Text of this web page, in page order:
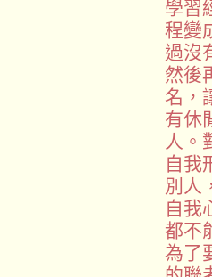
學習
程變
過沒
然後
名，
有休
人。
自我
別人
自我
都不
為了